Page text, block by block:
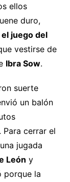
ellos
duro,
juego del
vestirse de
Ibra Sow.
suerte
un balón
cerrar el
jugada
León y
porque la